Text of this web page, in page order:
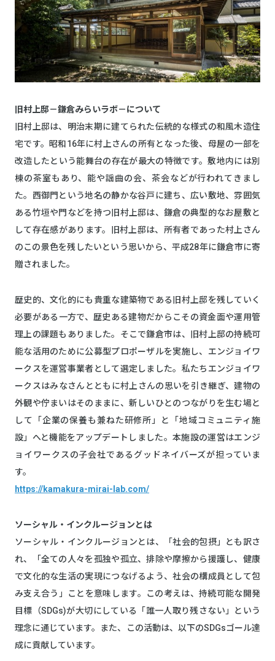
旧村上邸－鎌倉みらいラボ－について
旧村上邸は、明治末期に建てられた伝統的な様式の和風木造住
宅です。昭和16年に村上さんの所有となった後、母屋の一部を
改造したという能舞台の存在が最大の特徴です。敷地内には別
棟の茶室もあり、能や謡曲の会、茶会などが行われてきまし
た。西御門という地名の静かな谷戸に建ち、広い敷地、雰囲気
ある竹垣や門などを持つ旧村上邸は、鎌倉の典型的なお屋敷と
して存在感があります。旧村上邸は、所有者であった村上さん
のこの景色を残したいという思いから、平成28年に鎌倉市に寄
贈されました。
歴史的、文化的にも貴重な建築物である旧村上邸を残していく
必要がある一方で、歴史ある建物だからこその資金面や運用管
理上の課題もありました。そこで鎌倉市は、旧村上邸の持続可
能な活用のために公募型プロポーザルを実施し、エンジョイワ
ークスを運営事業者として選定しました。私たちエンジョイワ
ークスはみなさんとともに村上さんの思いを引き継ぎ、建物の
外観や佇まいはそのままに、新しいひとのつながりを生む場と
して「企業の保養も兼ねた研修所」と「地域コミュニティ施
設」へと機能をアップデートしました。本施設の運営はエンジ
ョイワークスの子会社であるグッドネイバーズが担っていま
す。
https://kamakura-mirai-lab.com/
ソーシャル・インクルージョンとは
ソーシャル・インクルージョンとは、「社会的包摂」とも訳さ
れ、「全ての人々を孤独や孤立、排除や摩擦から援護し、健康
で文化的な生活の実現につなげるよう、社会の構成員として包
み支え合う」ことを意味します。この考えは、持続可能な開発
目標（SDGs)が大切にしている「誰一人取り残さない」という
理念に通じています。また、この活動は、以下のSDGsゴール達
成に貢献しています。